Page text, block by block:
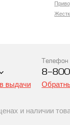
выдачи
Телефон
8-
и наличии